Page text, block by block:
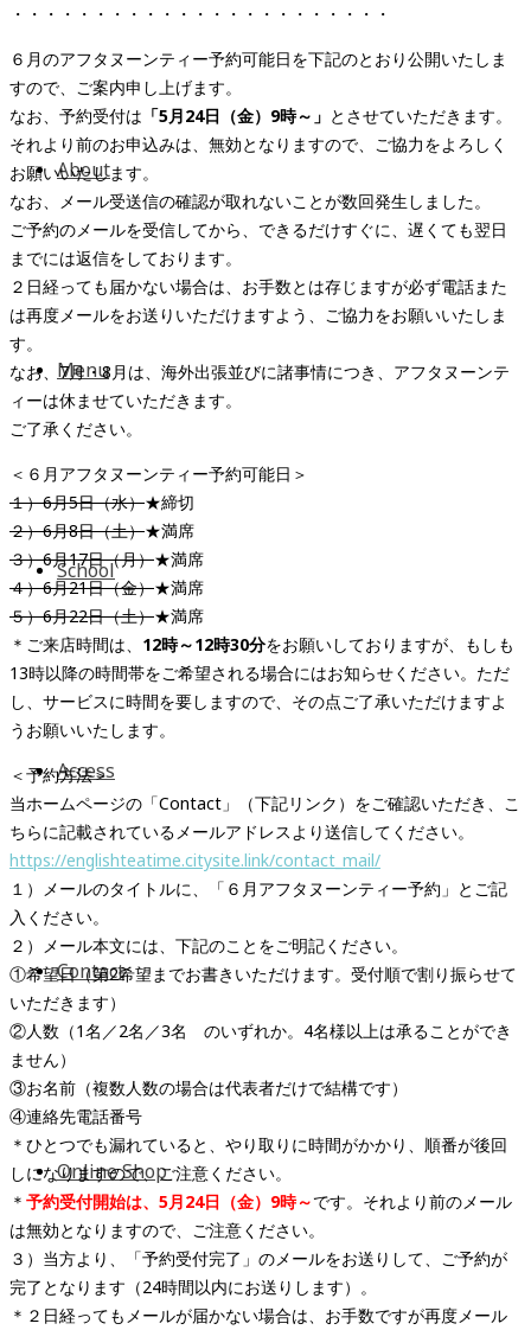
About
Menu
School
Access
Contact
Online Shop
・・・・・・・・・・・・・・・・・・・・・・・
６月のアフタヌーンティー予約可能日を下記のとおり公開いたしま
すので、ご案内申し上げます。
なお、予約受付は 「5月24日（金）9時～」 とさせていただきます。
それより前のお申込みは、無効となりますので、ご協力をよろしく
お願いいたします。
なお、メール受送信の確認が取れないことが数回発生しました。
ご予約のメールを受信してから、できるだけすぐに、遅くても翌日
までには返信をしております。
２日経っても届かない場合は、お手数とは存じますが必ず電話また
は再度メールをお送りいただけますよう、ご協力をお願いいたしま
す。
なお、7月・8月は、海外出張並びに諸事情につき、アフタヌーンテ
ィーは休ませていただきます。
ご了承ください。
＜６月アフタヌーンティー予約可能日＞
１）6月5日（水）★締切
２）6月8日（土）★満席
３）6月17日（月）★満席
４）6月21日（金）★満席
５）6月22日（土）★満席
＊ご来店時間は、 12時～12時30分をお願いしておりますが、もしも
13時以降の時間帯をご希望される場合にはお知らせください。ただ
し、サービスに時間を要しますので、その点ご了承いただけますよ
うお願いいたします。
＜予約方法＞
当ホームページの「Contact」（下記リンク）をご確認いただき、こ
ちらに記載されているメールアドレスより送信してください。
https://englishteatime.citysite.link/contact_mail/
１）メールのタイトルに、「６月アフタヌーンティー予約」とご記
入ください。
２）メール本文には、下記のことをご明記ください。
①希望日（第2希望までお書きいただけます。受付順で割り振らせて
いただきます）
②人数（1名／2名／3名 のいずれか。4名様以上は承ることができ
ません）
③お名前（複数人数の場合は代表者だけで結構です）
④連絡先電話番号
＊ひとつでも漏れていると、やり取りに時間がかかり、順番が後回
しになりますので、ご注意ください。
＊ 予約受付開始は、5月24日（金）9時～です。それより前のメール
は無効となりますので、ご注意ください。
３）当方より、「予約受付完了」のメールをお送りして、ご予約が
完了となります（24時間以内にお送りします）。
＊２日経ってもメールが届かない場合は、お手数ですが再度メール